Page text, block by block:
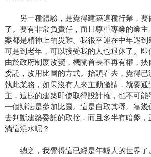
另一種體驗，是覺得建築這種行業，要
了。要有非常負責任，而且尊重專業的業
案都是精神上的災難。我很幸運在中年遇到
可是到老年，可以接受我的人也退休了。即
由於政府制度改變，機關首長不再有權，
委託，改用比圖的方式。抬頭看去，覺得已
執此業務，如果沒有人來主動邀請，就要
主，這樣的建築即使取得設計權，也不可
一個辦法是參加比圖。這是自取其辱。靠幾
去判斷建築委託的取捨，而且多半有暗盤
淌這混水呢？
總之，我覺得這已經是年輕人的世界了